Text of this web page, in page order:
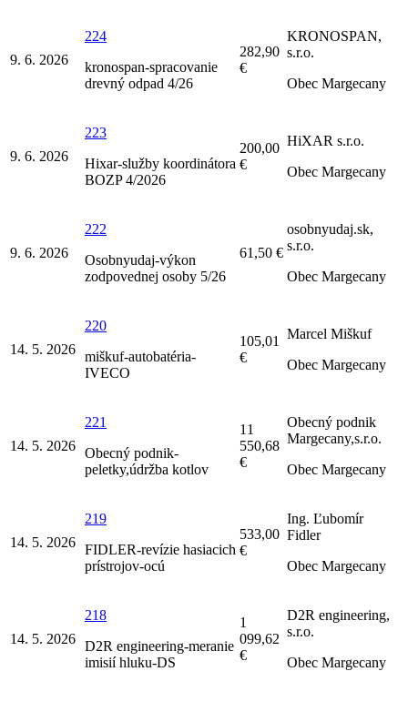
9. 6. 2026
224
kronospan-spracovanie
drevný odpad 4/26
282,90
€
KRONOSPAN,
s.r.o.
Obec Margecany
9. 6. 2026
223
Hixar-služby koordinátora
BOZP 4/2026
200,00
€
HiXAR s.r.o.
Obec Margecany
9. 6. 2026
222
Osobnyudaj-výkon
zodpovednej osoby 5/26
61,50 €
osobnyudaj.sk,
s.r.o.
Obec Margecany
14. 5. 2026
220
miškuf-autobatéria-
IVECO
105,01
€
Marcel Miškuf
Obec Margecany
14. 5. 2026
221
Obecný podnik-
peletky,údržba kotlov
11
550,68
€
Obecný podnik
Margecany,s.r.o.
Obec Margecany
14. 5. 2026
219
FIDLER-revízie hasiacich
prístrojov-ocú
533,00
€
Ing. Ľubomír
Fidler
Obec Margecany
14. 5. 2026
218
D2R engineering-meranie
imisií hluku-DS
1
099,62
€
D2R engineering,
s.r.o.
Obec Margecany